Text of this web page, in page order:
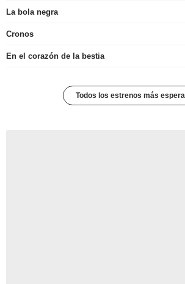
La bola negra
Cronos
En el corazón de la bestia
Todos los estrenos más